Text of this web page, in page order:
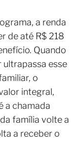
a renda
de até R$ 218
Quando
ultrapassa esse
o
integral,
a chamada
família volte a
a receber o